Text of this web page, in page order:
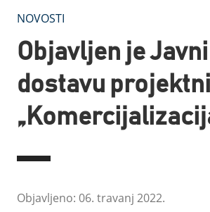
NOVOSTI
Objavljen je
dostavu
Objavljeno: 06. travanj 2022.